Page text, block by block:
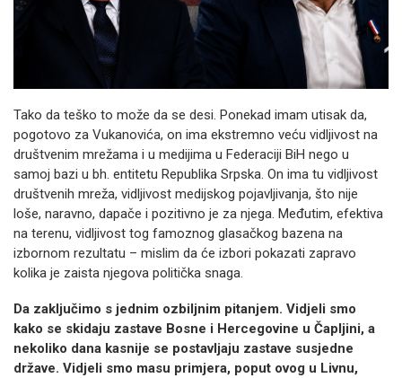
Tako da teško to može da se desi. Ponekad imam utisak da,
pogotovo za Vukanovića, on ima ekstremno veću vidljivost na
društvenim mrežama i u medijima u Federaciji BiH nego u
samoj bazi u bh. entitetu Republika Srpska. On ima tu vidljivost
društvenih mreža, vidljivost medijskog pojavljivanja, što nije
loše, naravno, dapače i pozitivno je za njega. Međutim, efektiva
na terenu, vidljivost tog famoznog glasačkog bazena na
izbornom rezultatu – mislim da će izbori pokazati zapravo
kolika je zaista njegova politička snaga.
Da zaključimo s jednim ozbiljnim pitanjem. Vidjeli smo
kako se skidaju zastave Bosne i Hercegovine u Čapljini, a
nekoliko dana kasnije se postavljaju zastave susjedne
države. Vidjeli smo masu primjera, poput ovog u Livnu,